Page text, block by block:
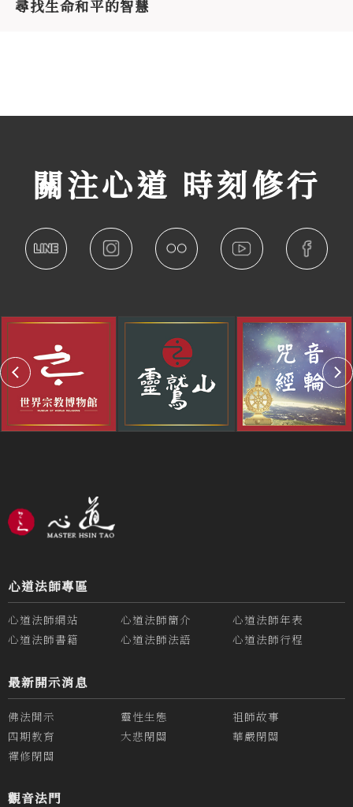
尋找生命和平的智慧
關注心道 時刻修行
心道法師專區
心道法師網站 心道法師簡介
心道法師年表
心道法師書籍
心道法師法語 心道法師行程
最新開示消息
佛法開示 靈性生態
祖師故事
四期教育
大悲閉關
華嚴閉關
禪修閉關
觀音法門